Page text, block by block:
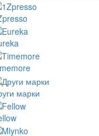
марки